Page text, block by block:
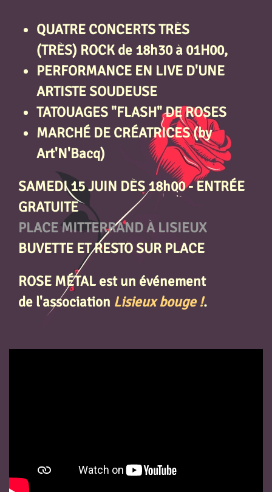
QUATRE CONCERTS TRÈS
(TRÈS) ROCK de 18h30 à 01H00,
PERFORMANCE EN LIVE D'UNE
ARTISTE SOUDEUSE
TATOUAGES "FLASH" DE ROSES
MARCHÉ DE CRÉATRICES (by
Art'N'Bacq)
SAMEDI 15 JUIN DÈS 18h00 - ENTRÉE
GRATUITE
PLACE MITTERRAND À LISIEUX
BUVETTE ET RESTO SUR PLACE
ROSE MÉTAL est un événement
de l'association Lisieux bouge !.